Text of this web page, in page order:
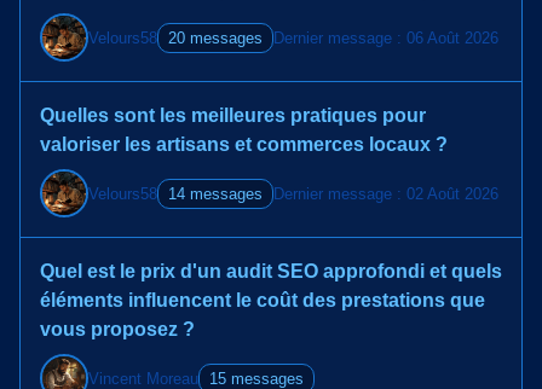
Velours58 20 messages Dernier message : 06 Août 2026
Quelles sont les meilleures pratiques pour
valoriser les artisans et commerces locaux ?
Velours58 14 messages Dernier message : 02 Août 2026
Quel est le prix d'un audit SEO approfondi et quels
éléments influencent le coût des prestations que
vous proposez ?
Vincent Moreau
15 messages